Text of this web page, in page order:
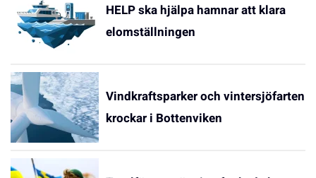
HELP ska hjälpa hamnar att klara
elomställningen
Vindkraftsparker och vintersjöfarten
krockar i Bottenviken